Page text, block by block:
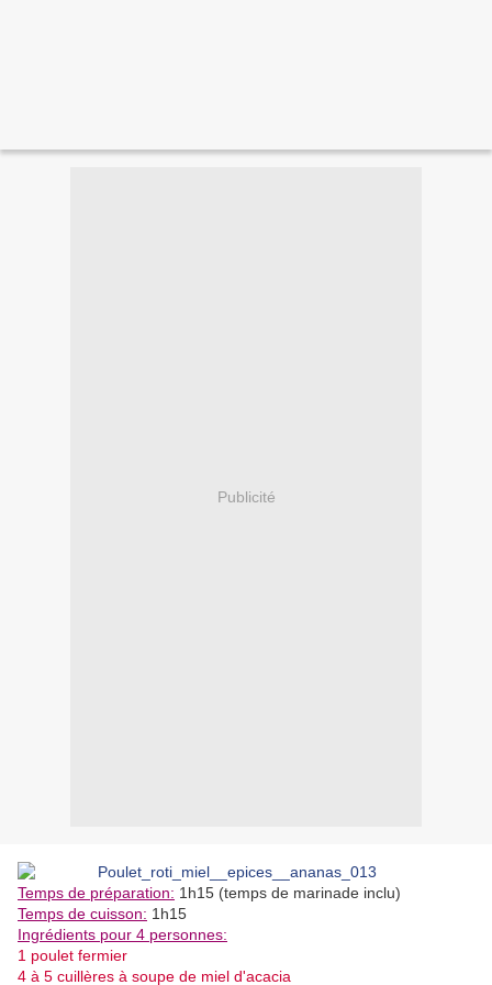
Publicité
Temps de préparation: 1h15 (temps de marinade inclu)
Temps de cuisson: 1h15
Ingrédients pour 4 personnes:
1 poulet fermier
4 à 5 cuillères à soupe de miel d'acacia